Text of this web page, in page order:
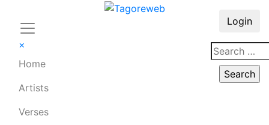
×
Home
Artists
Verses
Login